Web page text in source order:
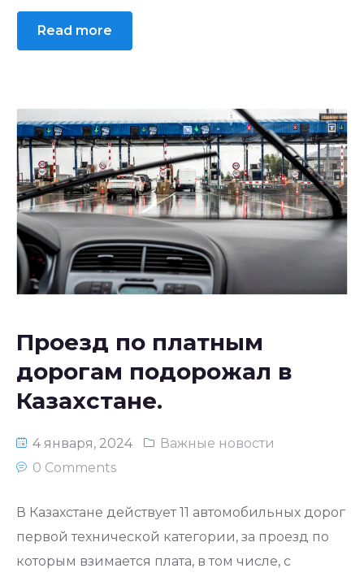
Read more
Проезд по платным
дорогам подорожал в
Казахстане.
4 января, 2024
Важные новости
0 Comments
В Казахстане действует 11 автомобильных дорог
первой технической категории, за проезд по
которым взимается плата, в том числе, с